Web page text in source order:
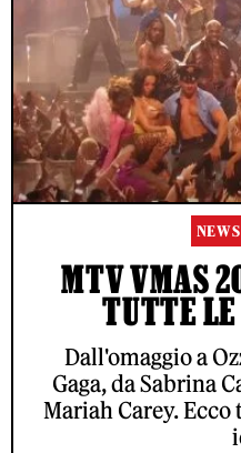
MTV VMAS
TUTTE
Dall'omaggio a
Gaga, da Sabrina
Mariah Carey.